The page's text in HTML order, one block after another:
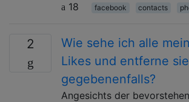
18
facebook contacts
2
Wie sehe ich alle
Likes und entferne sie
gegebenenfalls?
Angesichts der